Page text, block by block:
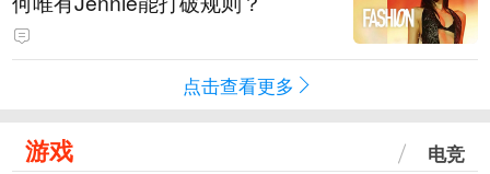
点击查看更多
游戏 电竞